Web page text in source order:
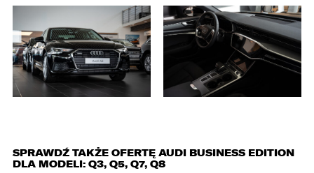
SPRAWDŹ TAKŻE OFERTĘ AUDI BUSINESS EDITION
DLA MODELI: Q3, Q5, Q7, Q8